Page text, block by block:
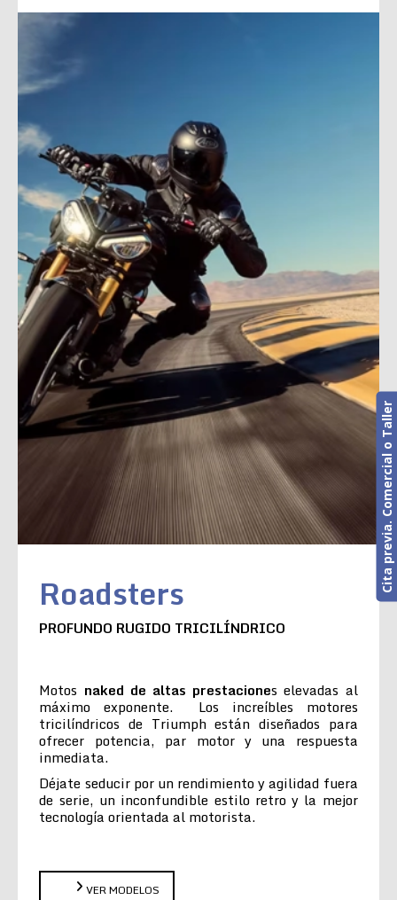
Roadsters
PROFUNDO RUGIDO TRICILÍNDRICO
Motos naked de altas prestaciones elevadas al
máximo exponente. Los increíbles motores
tricilíndricos de Triumph están diseñados para
ofrecer potencia, par motor y una respuesta
inmediata.
Déjate seducir por un rendimiento y agilidad fuera
de serie, un inconfundible estilo retro y la mejor
tecnología orientada al motorista.
VER MODELOS
Cita previa. Comercial o Taller